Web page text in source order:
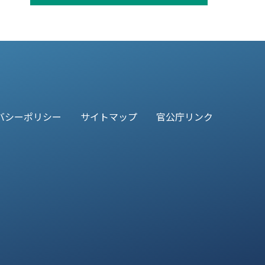
シーポリシー サイトマップ 官公庁リンク